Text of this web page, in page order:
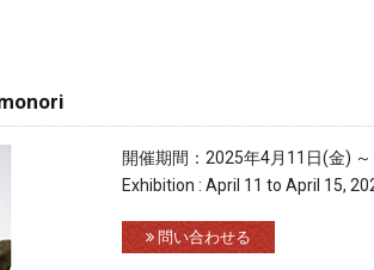
開催期間：2025年4月11日(金)
Exhibition : April 11 to April 15,
問い合わせる